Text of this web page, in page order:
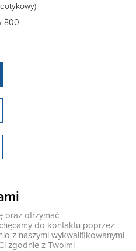
800
oraz otrzymać
do kontaktu poprzez
z naszymi wykwalifikowanymi
zgodnie z Twoimi